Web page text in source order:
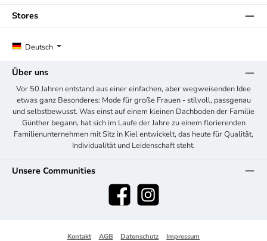
Deutsch
Stores
Über uns
Vor 50 Jahren entstand aus einer einfachen, aber wegweisenden Idee
etwas ganz Besonderes: Mode für große Frauen - stilvoll, passgenau
und selbstbewusst. Was einst auf einem kleinen Dachboden der Familie
Günther begann, hat sich im Laufe der Jahre zu einem florierenden
Familienunternehmen mit Sitz in Kiel entwickelt, das heute für Qualität,
Individualität und Leidenschaft steht.
Unsere Communities
Facebook Instagram
Kontakt AGB Datenschutz Impressum